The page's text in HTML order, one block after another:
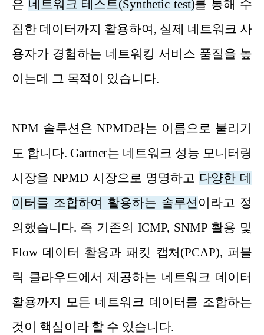
은 네트워크 테스트(Synthetic test)를 통해 수
집한 데이터까지 활용하여, 실제 네트워크 사
용자가 경험하는 네트워킹 서비스 품질을 높
이는데 그 목적이 있습니다.
NPM 솔루션은 NPMD라는 이름으로 불리기
도 합니다. Gartner는 네트워크 성능 모니터링
시장을 NPMD 시장으로 명명하고 다양한 데
이터를 조합하여 활용하는 솔루션 이라고 정
의했습니다. 즉 기존의 ICMP, SNMP 활용 및
Flow 데이터 활용과 패킷 캡처(PCAP), 퍼블
릭 클라우드에서 제공하는 네트워크 데이터
활용까지 모든 네트워크 데이터를 조합하는
것이 핵심이라 할 수 있습니다.